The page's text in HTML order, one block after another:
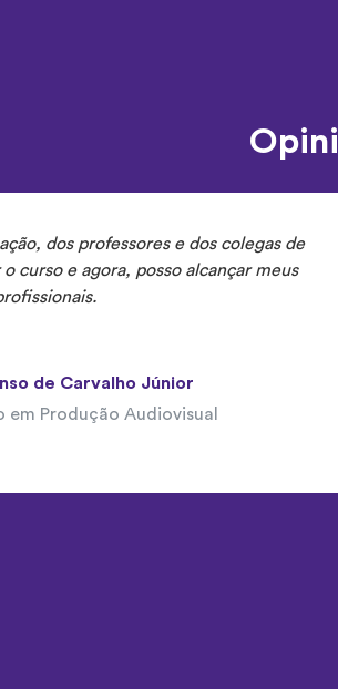
dos professores e dos colegas de
curso e agora, posso alcançar meus
de Carvalho Júnior
em Produção Audiovisual